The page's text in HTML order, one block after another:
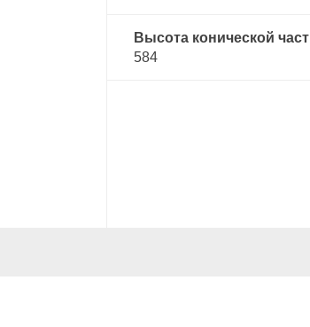
Высота конической
584